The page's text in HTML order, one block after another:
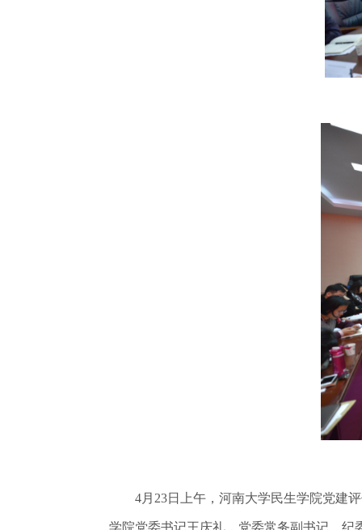
4月23日上午，河南大学民生学院党建评
学院党委书记王庆礼，党委常务副书记、